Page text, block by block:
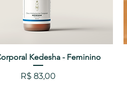
Visualização rápida
Kedesha - Feminino
Preço
R$ 83,00